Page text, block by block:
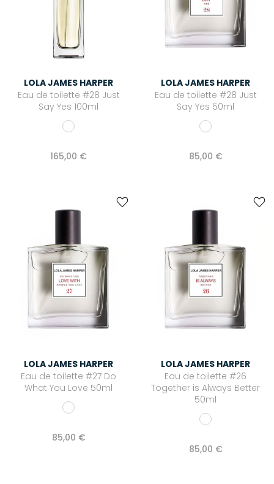
LOLA JAMES HARPER
Eau de toilette #28 Just
Say Yes 100ml
165,00 €
LOLA JAMES HARPER
Eau de toilette #28 Just
Say Yes 50ml
85,00 €
LOLA JAMES HARPER
Eau de toilette #27 Do
What You Love 50ml
85,00 €
LOLA JAMES HARPER
Eau de toilette #26
Together is Always Better
50ml
85,00 €